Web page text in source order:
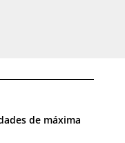
de máxima